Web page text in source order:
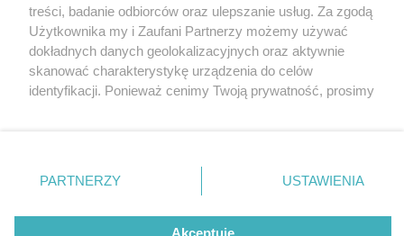
Pożar Hospicjum Cordis
Nie zapomnij
zapoznać się z:
polityką prywatności regulamin korzystania z portali
Twojemiasto
Piekary Śląskie
Chorzów
Tarnowskie Góry
Gliwice
Skontakuj sięz nami
Kontakt
Wydawca
Redakcja
treści, badanie odbiorców oraz ulepszanie usług. Za zgodą
Użytkownika my i Zaufani Partnerzy możemy używać
dokładnych danych geolokalizacyjnych oraz aktywnie
skanować charakterystykę urządzenia do celów
identyfikacji. Ponieważ cenimy Twoją prywatność, prosimy
prywatności znajdujący się w lewym dolnym rogu strony
. Niektóre rodzaje przetwarzania danych nie wymagają
zgody użytkownika, ale masz prawo sprzeciwić się
takiemu przetwarzaniu. Preferencje będą miały
PARTNERZY USTAWIENIA
Akceptuję